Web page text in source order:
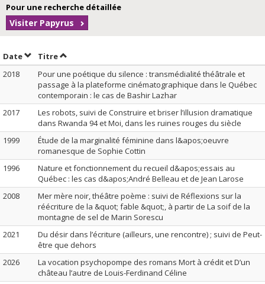
Pour une recherche détaillée
Visiter Papyrus
DateTrier par date en ordre décroissant
TitreTrier par titre en ordre décroissant
2018
Pour une poétique du silence : transmédialité théâtrale et
passage à la plateforme cinématographique dans le Québec
contemporain : le cas de Bashir Lazhar
2017
Les robots, suivi de Construire et briser l’illusion dramatique
dans Rwanda 94 et Moi, dans les ruines rouges du siècle
1999
Étude de la marginalité féminine dans l&apos;oeuvre
romanesque de Sophie Cottin
1996
Nature et fonctionnement du recueil d&apos;essais au
Québec : les cas d&apos;André Belleau et de Jean Larose
2008
Mer mère noir, théâtre poème : suivi de Réflexions sur la
réécriture de la &quot; fable &quot;, à partir de La soif de la
montagne de sel de Marin Sorescu
2021
Du désir dans l’écriture (ailleurs, une rencontre) ; suivi de Peut-
être que dehors
2026
La vocation psychopompe des romans Mort à crédit et D’un
château l’autre de Louis-Ferdinand Céline